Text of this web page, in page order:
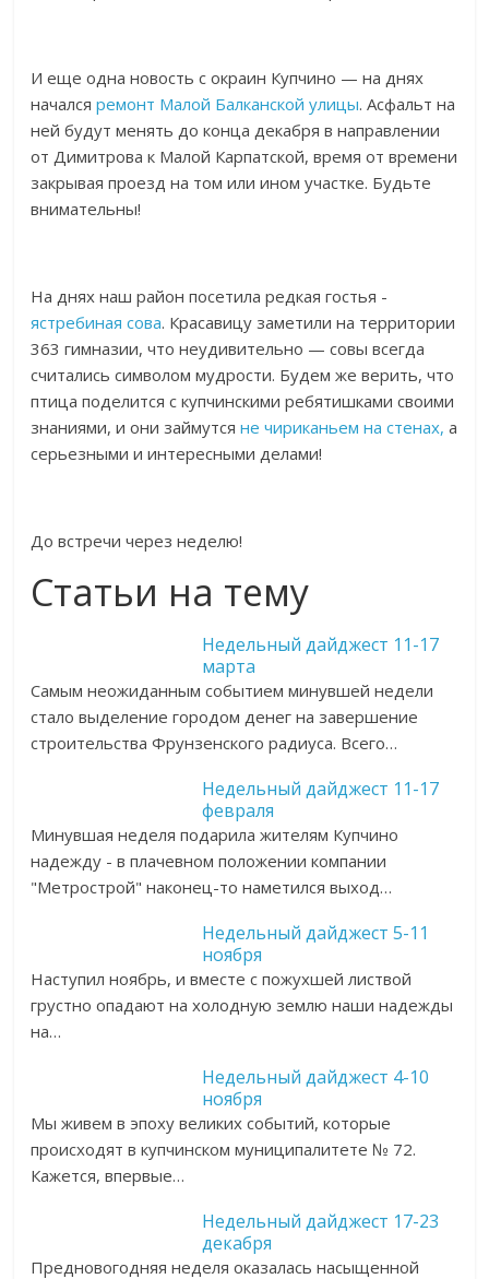
И еще одна новость с окраин Купчино — на днях
началсяремонт Малой Балканской улицы. Асфальт на
ней будут менять до конца декабря в направлении
от Димитрова к Малой Карпатской, время от времени
закрывая проезд на том или ином участке. Будьте
внимательны!
На днях наш район посетила редкая гостья -
ястребиная сова. Красавицу заметили на территории
363 гимназии, что неудивительно — совы всегда
считались символом мудрости. Будем же верить, что
птица поделится с купчинскими ребятишками своими
знаниями, и они займутся не чириканьем на стенах, а
серьезными и интересными делами!
До встречи через неделю!
Статьи на тему
Недельный дайджест 11-17
марта
Самым неожиданным событием минувшей недели
стало выделение городом денег на завершение
строительства Фрунзенского радиуса. Всего…
Недельный дайджест 11-17
февраля
Минувшая неделя подарила жителям Купчино
надежду - в плачевном положении компании
"Метрострой" наконец-то наметился выход…
Недельный дайджест 5-11
ноября
Наступил ноябрь, и вместе с пожухшей листвой
грустно опадают на холодную землю наши надежды
на…
Недельный дайджест 4-10
ноября
Мы живем в эпоху великих событий, которые
происходят в купчинском муниципалитете № 72.
Кажется, впервые…
Недельный дайджест 17-23
декабря
Предновогодняя неделя оказалась насыщенной